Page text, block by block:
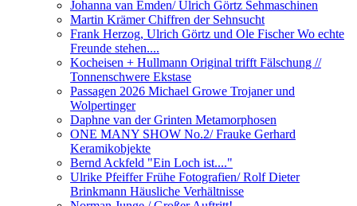
Johanna van Emden/ Ulrich Görtz Sehmaschinen
Martin Krämer Chiffren der Sehnsucht
Frank Herzog, Ulrich Görtz und Ole Fischer Wo echte
Freunde stehen....
Kocheisen + Hullmann Original trifft Fälschung //
Tonnenschwere Ekstase
Passagen 2026 Michael Growe Trojaner und
Wolpertinger
Daphne van der Grinten Metamorphosen
ONE MANY SHOW No.2/ Frauke Gerhard
Keramikobjekte
Bernd Ackfeld "Ein Loch ist...."
Ulrike Pfeiffer Frühe Fotografien/ Rolf Dieter
Brinkmann Häusliche Verhältnisse